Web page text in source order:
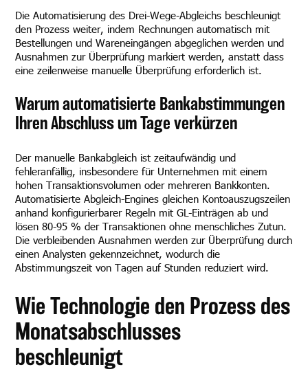
Die Automatisierung des Drei-Wege-Abgleichs beschleunigt
den Prozess weiter, indem Rechnungen automatisch mit
Bestellungen und Wareneingängen abgeglichen werden und
Ausnahmen zur Überprüfung markiert werden, anstatt dass
eine zeilenweise manuelle Überprüfung erforderlich ist.
Warum automatisierte Bankabstimmungen
Ihren Abschluss um Tage verkürzen
Der manuelle Bankabgleich ist zeitaufwändig und
fehleranfällig, insbesondere für Unternehmen mit einem
hohen Transaktionsvolumen oder mehreren Bankkonten.
Automatisierte Abgleich-Engines gleichen Kontoauszugszeilen
anhand konfigurierbarer Regeln mit GL-Einträgen ab und
lösen 80-95 % der Transaktionen ohne menschliches Zutun.
Die verbleibenden Ausnahmen werden zur Überprüfung durch
einen Analysten gekennzeichnet, wodurch die
Abstimmungszeit von Tagen auf Stunden reduziert wird.
Wie Technologie den Prozess des
Monatsabschlusses
beschleunigt